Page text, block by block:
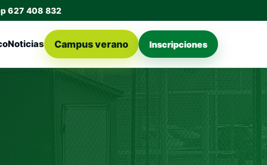
627 408 832
Noticias Campus verano Inscripciones